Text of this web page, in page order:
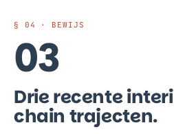
§ 04 · BEWIJS
03
Drie recente
chain trajecten.